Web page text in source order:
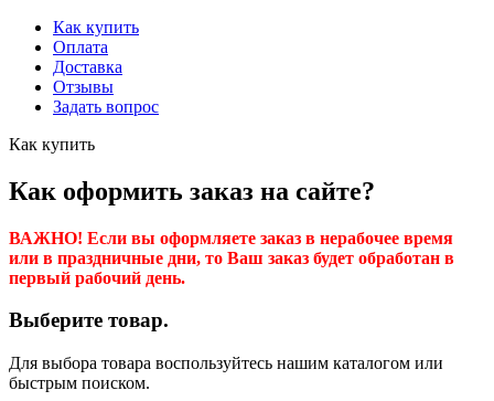
Как купить
Оплата
Доставка
Отзывы
Задать вопрос
Как купить
Как оформить заказ на сайте?
ВАЖНО! Если вы оформляете заказ в нерабочее время
или в праздничные дни, то Ваш заказ будет обработан в
первый рабочий день.
Выберите товар.
Для выбора товара воспользуйтесь нашим каталогом или
быстрым поиском.